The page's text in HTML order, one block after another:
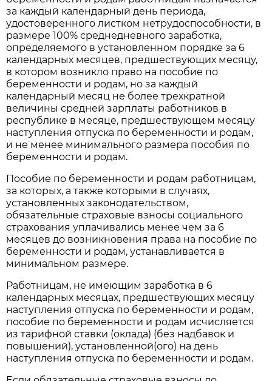
за каждый календарный день периода,
удостоверенного листком нетрудоспособности, в
размере 100% среднедневного заработка,
определяемого в установленном порядке за 6
календарных месяцев, предшествующих месяцу,
в котором возникло право на пособие по
беременности и родам, но за каждый
календарный месяц не более трехкратной
величины средней зарплаты работников в
республике в месяце, предшествующем месяцу
наступления отпуска по беременности и родам,
и не менее минимального размера пособия по
беременности и родам.
Пособие по беременности и родам работницам,
за которых, а также которыми в случаях,
установленных законодательством,
обязательные страховые взносы социального
страхования уплачивались менее чем за 6
месяцев до возникновения права на пособие по
беременности и родам, устанавливается в
минимальном размере.
Работницам, не имеющим заработка в 6
календарных месяцах, предшествующих месяцу
наступления отпуска по беременности и родам,
пособие по беременности и родам исчисляется
из тарифной ставки (оклада) (без надбавок и
повышений), установленной(ого) на день
наступления отпуска по беременности и родам.